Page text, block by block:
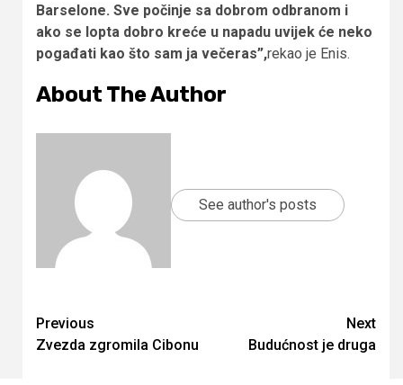
Barselone. Sve počinje sa dobrom odbranom i
ako se lopta dobro kreće u napadu uvijek će neko
pogađati kao što sam ja večeras”,rekao je Enis.
About The Author
See author's posts
Continue
Reading
Previous
Zvezda zgromila Cibonu
Next
Budućnost je druga